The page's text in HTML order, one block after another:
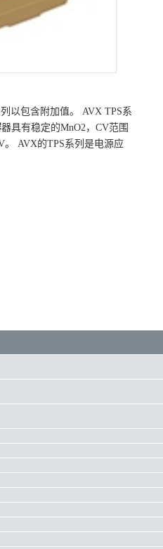
以包含附加值。 AVX TPS系
器具有稳定的MnO2，CV范围
。 AVX的TPS系列是电源应